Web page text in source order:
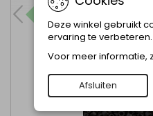
Deze winkel gebruikt
ervaring te verbeteren.
Voor meer informatie,
Afsluiten